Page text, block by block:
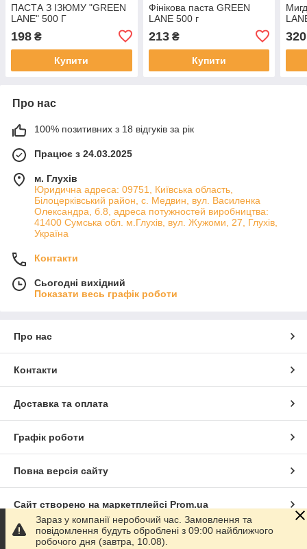
ПАСТА З ІЗЮМУ "GREEN
LANE" 500 Г
198 ₴
Купити
Фінікова паста GREEN
LANE 500 г
213₴
Купити
320
Про нас
100% позитивних з 18 відгуків за рік
Працює з 24.03.2025
м. Глухів
Юридична адреса: 09751, Київська область,
Білоцерківський район, с. Медвин, вул. Василенка
Олександра, б.8, адреса потужностей виробництва:
41400 Сумська обл. м.Глухів, вул. Жужоми, 27, Глухів,
Україна
Контакти
Сьогодні вихідний
Показати весь графік роботи
Про нас
Контакти
Доставка та оплата
Графік роботи
Повна версія сайту
Сайт створено на маркетплейсі Prom.ua
Політика конфіденційності
Зараз у компанії неробочий час. Замовлення та
повідомлення будуть оброблені з 09:00 найближчого
робочого дня (завтра, 10.08).